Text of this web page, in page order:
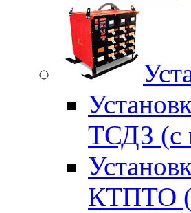
ТСДЗ (c
КТПТО